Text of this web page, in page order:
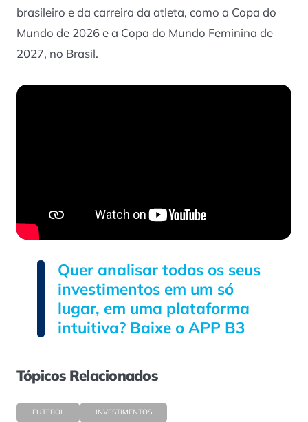
brasileiro e da carreira da atleta, como a Copa do
Mundo de 2026 e a Copa do Mundo Feminina de
2027, no Brasil.
Quer analisar todos os seus
investimentos em um só
lugar, em uma plataforma
intuitiva? Baixe o APP B3
Tópicos Relacionados
FUTEBOL INVESTIMENTOS